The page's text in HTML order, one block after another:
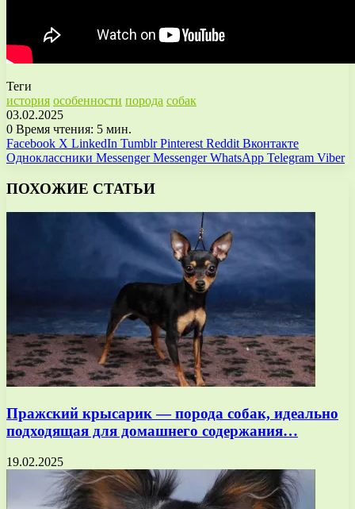
Теги
история особенности порода собак
03.02.2025
0 Время чтения: 5 мин.
Facebook X LinkedIn Tumblr Pinterest Reddit Вконтакте
Одноклассники Messenger Messenger WhatsApp Telegram Viber
ПОХОЖИЕ СТАТЬИ
Пражский крысарик — порода собак, идеально
подходящая для домашнего содержания…
19.02.2025